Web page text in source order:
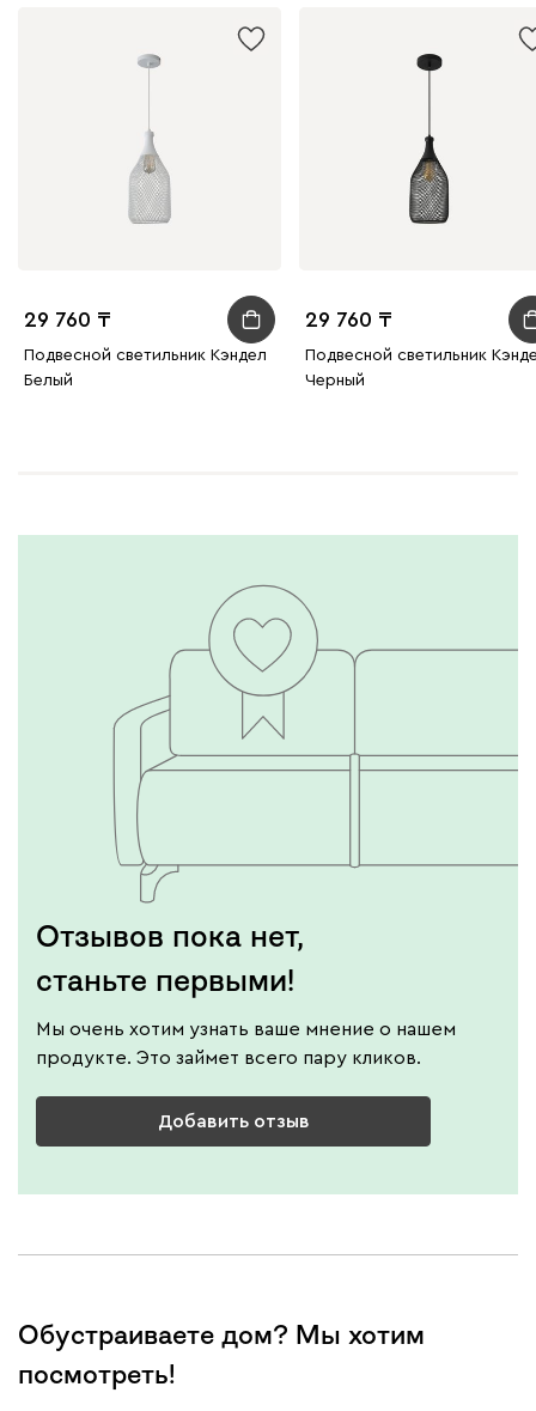
29 760
Подвесной светильник Кэндел
Белый
29 760
Подвесной светильник
Черный
Отзывов пока нет,
станьте первыми!
Мы очень хотим узнать ваше мнение о нашем
продукте. Это займет всего пару кликов.
Добавить отзыв
Обустраиваете дом? Мы хотим
посмотреть!